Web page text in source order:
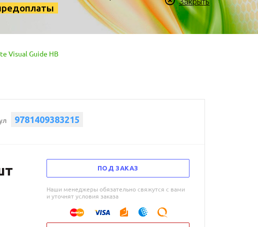
Visual Guide HB
9781409383215
ПОД ЗАКАЗ
Наши менеджеры обязательно свяжутся с вами
и уточнят условия заказа